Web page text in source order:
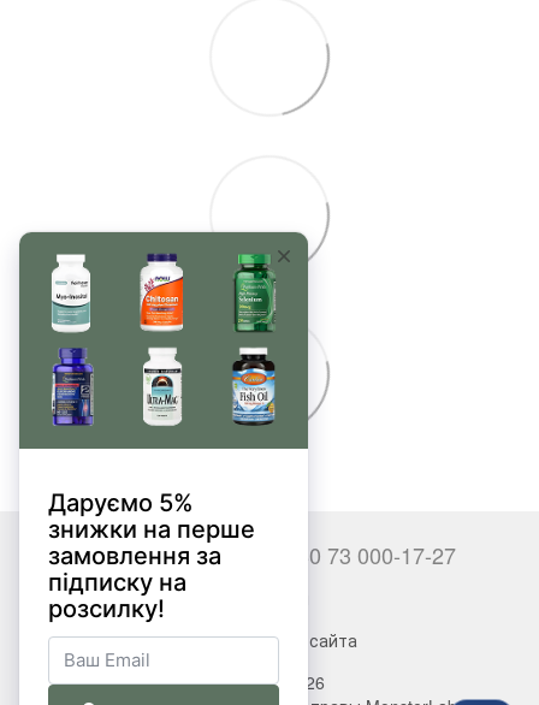
+380 66 000-17-27 +380 73 000-17-27
Полная версия сайта
© 2017—2026